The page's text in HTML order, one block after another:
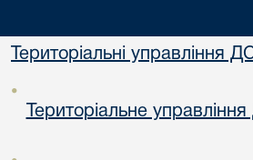
Територіальні управління
•
Територіальне